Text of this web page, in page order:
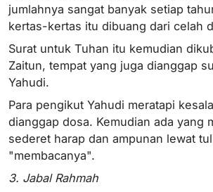
jumlahnya sangat banyak setiap
kertas-kertas itu dibuang dari celah
Surat untuk Tuhan itu kemudian
Zaitun, tempat yang juga dianggap
Yahudi.
Para pengikut Yahudi meratapi
dianggap dosa. Kemudian ada yang
sederet harap dan ampunan lewat
"membacanya".
3. Jabal Rahmah